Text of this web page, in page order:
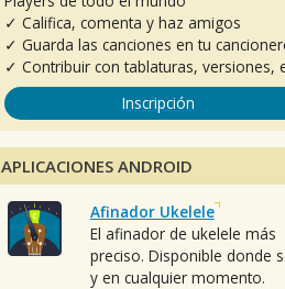
✓ Califica, comenta y haz amigos
✓ Guarda las canciones en tu
✓ Contribuir con tablaturas, versiones,
Inscripción
APLICACIONES ANDROID
Afinador Ukelele
El afinador de ukelele más
preciso. Disponible donde
y en cualquier momento.